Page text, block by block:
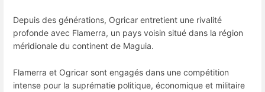
Depuis des générations, Ogricar entretient une rivalité
profonde avec Flamerra, un pays voisin situé dans la région
méridionale du continent de Maguia.
Flamerra et Ogricar sont engagés dans une compétition
intense pour la suprématie politique, économique et militaire